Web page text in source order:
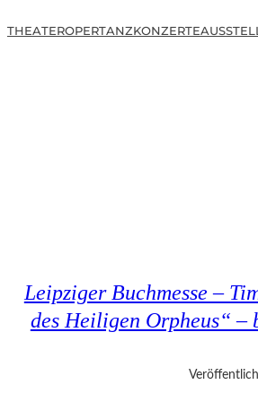
THEATEROPERTANZKONZERTE
Leipziger Buchmesse –
des Heiligen Orpheus“ –